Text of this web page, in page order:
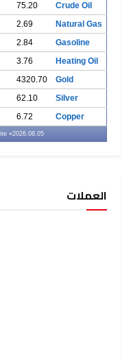
Crude Oil
75.20
Natural Gas
2.69
Gasoline
2.84
Heating Oil
3.76
Gold
4320.70
Silver
62.10
Copper
6.72
2026.08.05
» Add to your site
العملات